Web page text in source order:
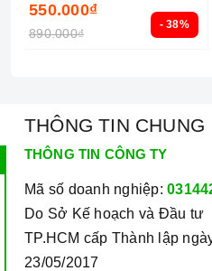
- 38%
550.000₫
890.000₫
THÔNG TIN CHUNG
THÔNG TIN CÔNG TY
Mã số doanh nghiệp:
Do Sở Kế hoạch và Đầu tư
TP.HCM cấp Thành lập
23/05/2017